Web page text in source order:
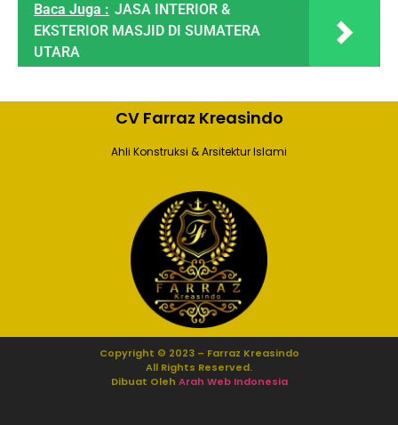
Baca Juga : JASA INTERIOR &
EKSTERIOR MASJID DI SUMATERA
UTARA
CV Farraz Kreasindo
Ahli Konstruksi & Arsitektur Islami
Copyright © 2023 – Farraz Kreasindo
All Rights Reserved.
Dibuat Oleh Arah Web Indonesia